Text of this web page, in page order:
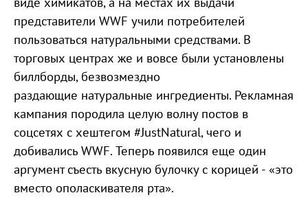
представители WWF учили потребителей
пользоваться натуральными средствами. В
торговых центрах же и вовсе были установлены
биллборды, безвозмездно
раздающие натуральные ингредиенты. Рекламная
кампания породила целую волну постов в
соцсетях с хештегом #JustNatural, чего и
добивались WWF. Теперь появился еще один
аргумент съесть вкусную булочку с корицей - «это
вместо ополаскивателя рта».